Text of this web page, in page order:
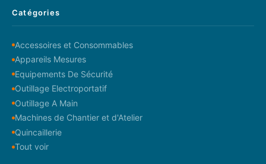
Catégories
Accessoires et Consommables
Appareils Mesures
Equipements De Sécurité
Outillage Electroportatif
Outillage A Main
Machines de Chantier et d'Atelier
Quincaillerie
Tout voir